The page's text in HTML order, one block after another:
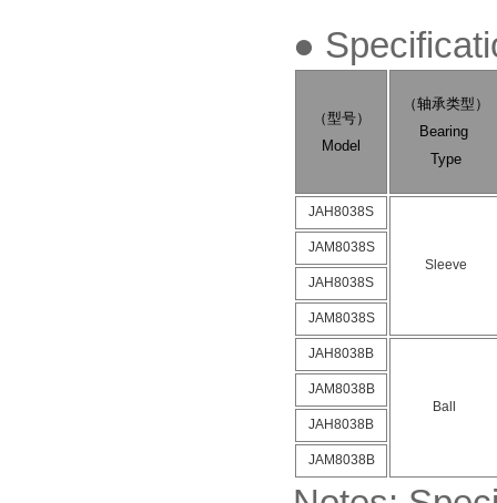
●
（型号）
Model
（轴承类型）
Bearing
Type
JAH8038S
Sleeve
JAM8038S
JAH8038S
JAM8038S
JAH8038B
Ball
JAM8038B
JAH8038B
JAM8038B